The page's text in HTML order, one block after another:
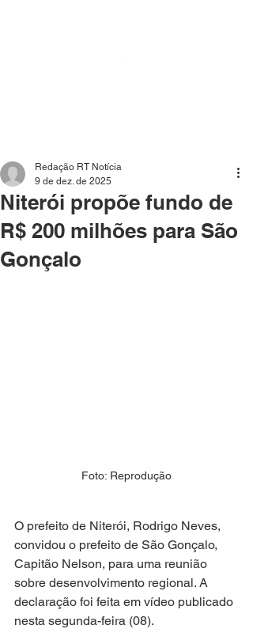
Niterói propõe fundo de
R$ 200 milhões para São
Gonçalo
Redação RT Notícia
9 de dez. de 2025
Foto: Reprodução
O prefeito de Niterói, Rodrigo Neves,
convidou o prefeito de São Gonçalo,
Capitão Nelson, para uma reunião
sobre desenvolvimento regional. A
declaração foi feita em vídeo publicado
nesta segunda-feira (08).